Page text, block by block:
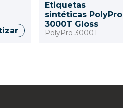
Etiquetas
sintéticas PolyPro
3000T Gloss
PolyPro 3000T